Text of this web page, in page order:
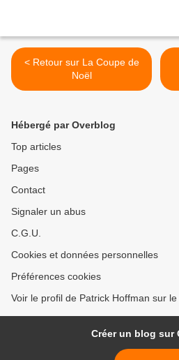
< Retour sur La Coupe de
Noël
Hébergé par Overblog
Top articles
Pages
Contact
Signaler un abus
C.G.U.
Cookies et données personnelles
Préférences cookies
Voir le profil de Patrick Hoffman sur
Créer un blog sur